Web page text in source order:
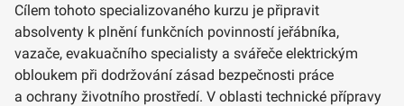
Cílem tohoto specializovaného kurzu je připravit
absolventy k plnění funkčních povinností jeřábníka,
vazače, evakuačního specialisty a svářeče elektrickým
obloukem při dodržování zásad bezpečnosti práce
a ochrany životního prostředí. V oblasti technické přípravy